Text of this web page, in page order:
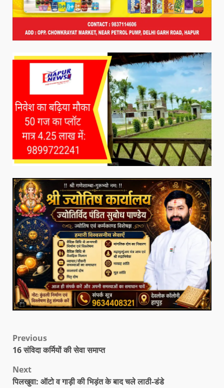
Previous
16 संविदा कर्मियों की सेवा समाप्त
Next
पिलखुवा: ऑटो व गाड़ी की भिड़ंत के बाद चले लाठी-डंडे